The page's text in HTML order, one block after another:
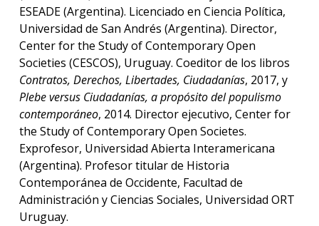
ESEADE (Argentina). Licenciado en Ciencia Política,
Universidad de San Andrés (Argentina). Director,
Center for the Study of Contemporary Open
Societies (CESCOS), Uruguay. Coeditor de los libros
Contratos, Derechos, Libertades, Ciudadanías, 2017, y
Plebe versus Ciudadanías, a propósito del populismo
contemporáneo, 2014. Director ejecutivo, Center for
the Study of Contemporary Open Societes.
Exprofesor, Universidad Abierta Interamericana
(Argentina). Profesor titular de Historia
Contemporánea de Occidente, Facultad de
Administración y Ciencias Sociales, Universidad ORT
Uruguay.